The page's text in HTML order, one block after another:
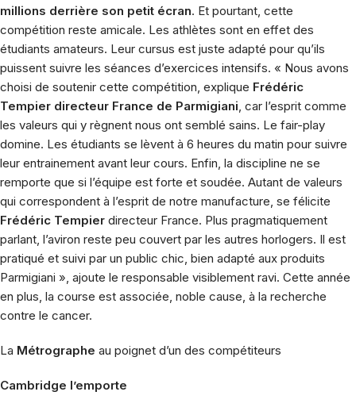
millions derrière son petit écran. Et pourtant, cette
compétition reste amicale. Les athlètes sont en effet des
étudiants amateurs. Leur cursus est juste adapté pour qu’ils
puissent suivre les séances d’exercices intensifs. « Nous avons
choisi de soutenir cette compétition, explique Frédéric
Tempier directeur France de Parmigiani , car l’esprit comme
les valeurs qui y règnent nous ont semblé sains. Le fair-play
domine. Les étudiants se lèvent à 6 heures du matin pour suivre
leur entrainement avant leur cours. Enfin, la discipline ne se
remporte que si l’équipe est forte et soudée. Autant de valeurs
qui correspondent à l’esprit de notre manufacture, se félicite
Frédéric Tempier directeur France. Plus pragmatiquement
parlant, l’aviron reste peu couvert par les autres horlogers. Il est
pratiqué et suivi par un public chic, bien adapté aux produits
Parmigiani », ajoute le responsable visiblement ravi. Cette année
en plus, la course est associée, noble cause, à la recherche
contre le cancer.
La Métrographe au poignet d’un des compétiteurs
Cambridge l’emporte